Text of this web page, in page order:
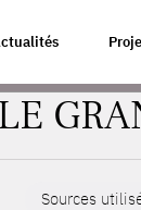
Sources